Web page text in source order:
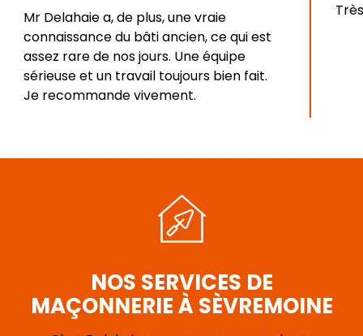
Mr Delahaie a, de plus, une vraie
connaissance du bâti ancien, ce qui est
assez rare de nos jours. Une équipe
sérieuse et un travail toujours bien fait.
Je recommande vivement.
NOS SERVICES DE
MAÇONNERIE À SÈVREMOINE